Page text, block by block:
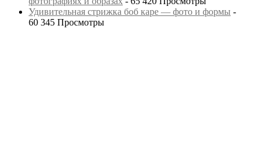
Удивительная стрижка боб каре — фото и формы -
60 345 Просмотры